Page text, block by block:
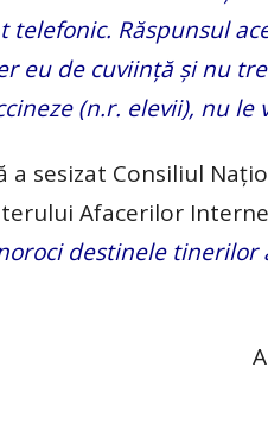
telefonic. Răspunsul
eu de cuviință și nu
(n.r. elevii), nu le
a sesizat Consiliul
Afacerilor
destinele